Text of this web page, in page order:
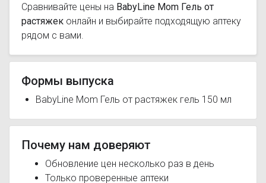
Сравнивайте цены на BabyLine Mom Гель от
растяжек онлайн и выбирайте подходящую аптеку
рядом с вами.
Формы выпуска
BabyLine Mom Гель от растяжек гель 150 мл
Почему нам доверяют
Обновление цен несколько раз в день
Только проверенные аптеки